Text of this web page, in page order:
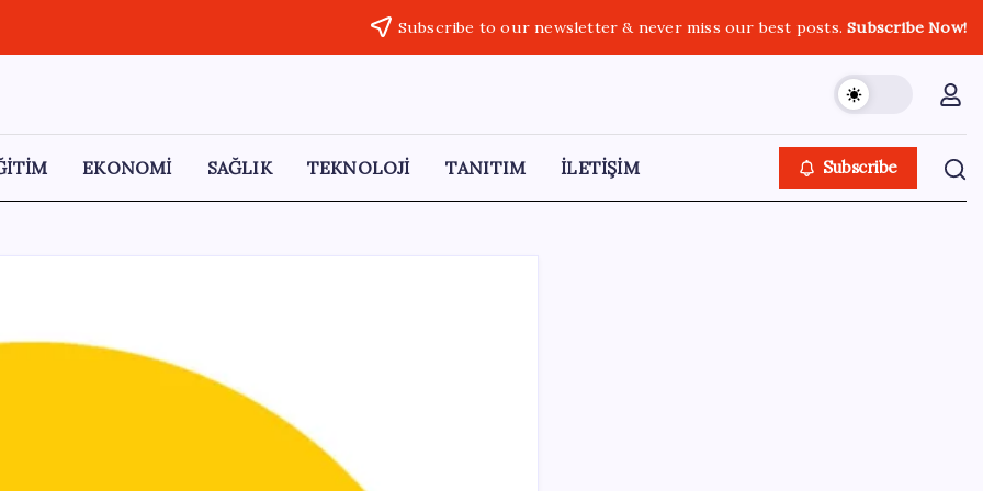
Subscribe to our newsletter & never miss our best posts.Subscribe Now!
EKONOMİ SAĞLIK TEKNOLOJİ TANITIM İLETİŞİM Subscribe